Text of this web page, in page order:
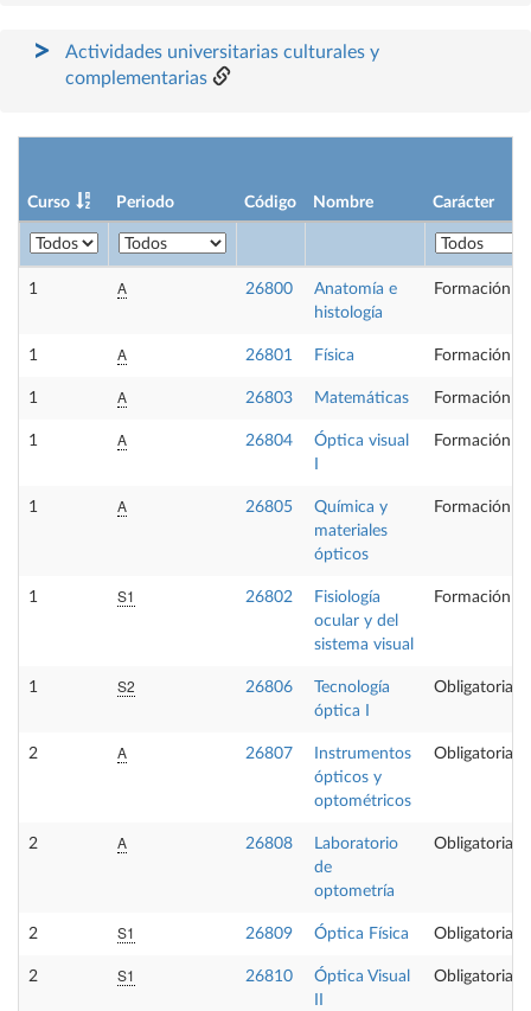
Actividades universitarias culturales y
complementarias
Curso Periodo Código Nombre Carácter
1 A 26800
Anatomía e
histología
Formación
1 A 26801 Física Formación
1 A 26803 Matemáticas Formación
1 A 26804
Óptica visual
Formación
1 A 26805
Química y
materiales
ópticos
Formación
1 S1 26802
Fisiología
ocular y del
sistema visual
Formación
1 S2 26806
Tecnología
óptica I
Obligatoria
2 A 26807
Instrumentos
ópticos y
optométricos
Obligatoria
2 A 26808
Laboratorio
de
optometría
Obligatoria
2 S1 26809 Óptica Física Obligatoria
2 S1 26810
Óptica Visual
Obligatoria